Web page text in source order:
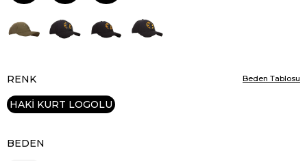
RENK
HAKİ KURT LOGOLU
BEDEN
Beden Tablosu